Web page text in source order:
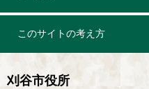
このサイトの考え方
刈谷市役所